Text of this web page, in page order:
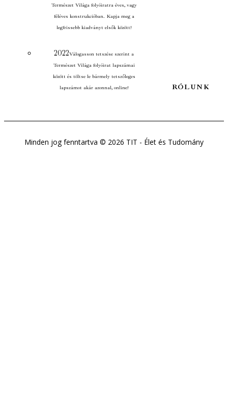
Természet Világa folyóiratra éves, vagy
féléves konstrukcióban. Kapja meg a
legfrissebb kiadványt elsők között!
2022Válogasson tetszése szerint a
Természet Világa folyóirat lapszámai
között és töltse le bármely tetszőleges
lapszámot akár azonnal, online!
RÓLUNK
Minden jog fenntartva © 2026 TIT - Élet és Tudomány